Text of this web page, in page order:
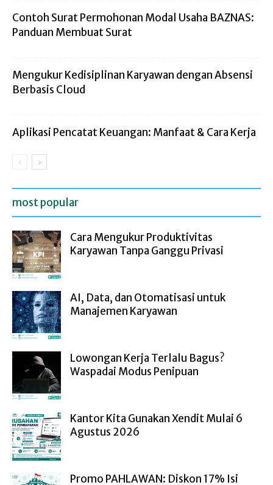
Contoh Surat Permohonan Modal Usaha BAZNAS:
Panduan Membuat Surat
Mengukur Kedisiplinan Karyawan dengan Absensi
Berbasis Cloud
Aplikasi Pencatat Keuangan: Manfaat & Cara Kerja
most popular
Cara Mengukur Produktivitas
Karyawan Tanpa Ganggu Privasi
AI, Data, dan Otomatisasi untuk
Manajemen Karyawan
Lowongan Kerja Terlalu Bagus?
Waspadai Modus Penipuan
Kantor Kita Gunakan Xendit Mulai 6
Agustus 2026
Promo PAHLAWAN: Diskon 17% Isi